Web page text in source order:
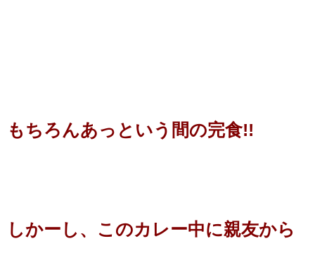
もちろんあっという間の完食!!
しかーし、このカレー中に親友から